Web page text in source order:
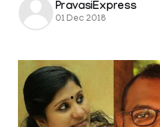
PravasiExpress
01 Dec 2018